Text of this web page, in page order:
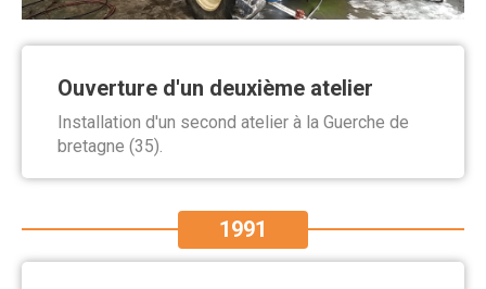
Ouverture d'un deuxième atelier
Installation d'un second atelier à la Guerche de
bretagne (35).
1991